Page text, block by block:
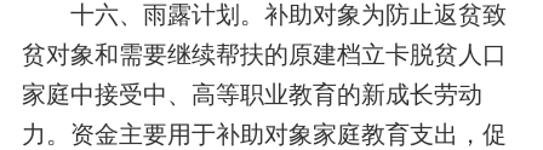
十六、雨露计划。补助对象为防止返贫致
贫对象和需要继续帮扶的原建档立卡脱贫人口
家庭中接受中、高等职业教育的新成长劳动
力。资金主要用于补助对象家庭教育支出，促